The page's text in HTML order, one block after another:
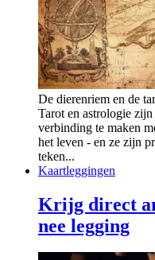
De dierenriem en de
Tarot en astrologie
verbinding te maken
het leven - en ze zijn
teken...
Kaartleggingen
Krijg direct
nee legging